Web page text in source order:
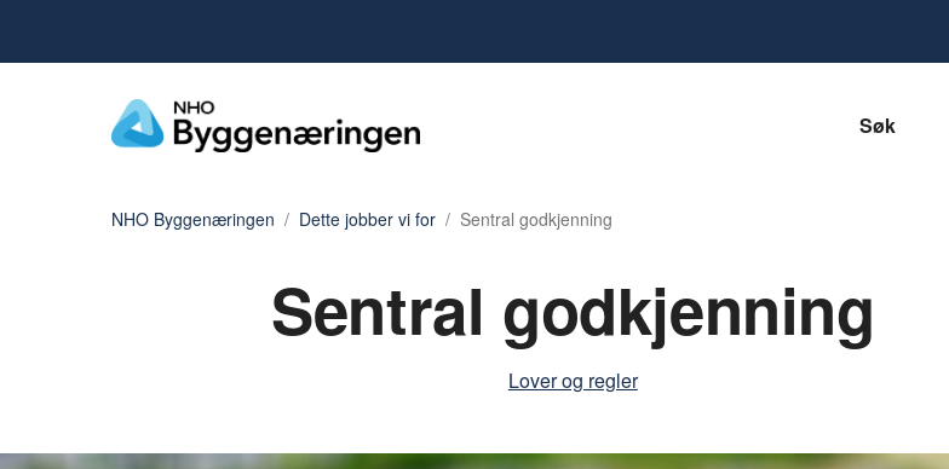
Søk
NHO Byggenæringen Dette jobber vi for Sentral godkjenning
Sentral godkjenning
Lover og regler